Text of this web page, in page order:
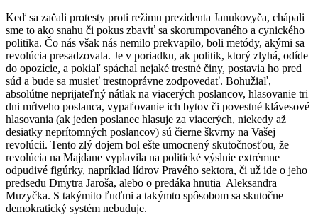
Keď sa začali protesty proti režimu prezidenta Janukovyča, chápali
sme to ako snahu či pokus zbaviť sa skorumpovaného a cynického
politika. Čo nás však nás nemilo prekvapilo, boli metódy, akými sa
revolúcia presadzovala. Je v poriadku, ak politik, ktorý zlyhá, odíde
do opozície, a pokiaľ spáchal nejaké trestné činy, postavia ho pred
súd a bude sa musieť trestnoprávne zodpovedať. Bohužiaľ,
absolútne neprijateľný nátlak na viacerých poslancov, hlasovanie tri
dni mŕtveho poslanca, vypaľovanie ich bytov či povestné klávesové
hlasovania (ak jeden poslanec hlasuje za viacerých, niekedy až
desiatky neprítomných poslancov) sú čierne škvrny na Vašej
revolúcii. Tento zlý dojem bol ešte umocnený skutočnosťou, že
revolúcia na Majdane vyplavila na politické výslnie extrémne
odpudivé figúrky, napríklad lídrov Pravého sektora, či už ide o jeho
predsedu Dmytra Jaroša, alebo o predáka hnutia Aleksandra
Muzyčka. S takýmito ľuďmi a takýmto spôsobom sa skutočne
demokratický systém nebuduje.